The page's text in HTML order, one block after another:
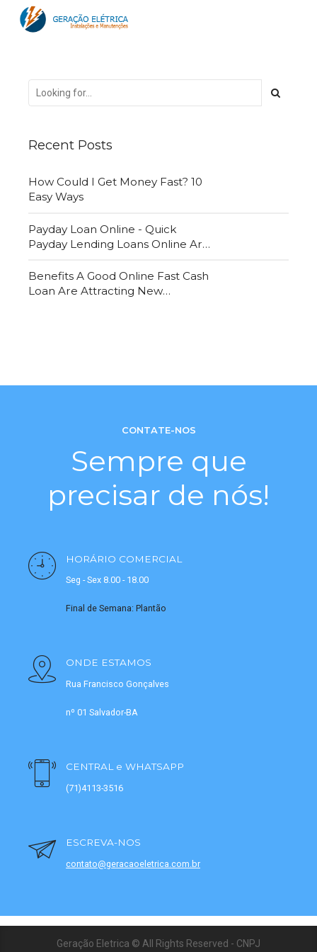
Recent Posts
How Could I Get Money Fast? 10
Easy Ways
Payday Loan Online - Quick
Payday Lending Loans Online Are
Benefits A Good Online Fast Cash
Loan Are Attracting New
CONTATE-NOS
Sempre que
precisar de nós!
HORÁRIO COMERCIAL
Seg - Sex 8.00 - 18.00
Final de Semana: Plantão
ONDE ESTAMOS
Rua Francisco Gonçalves
nº 01 Salvador-BA
CENTRAL e WHATSAPP
(71)4113-3516
ESCREVA-NOS
contato@geracaoeletrica.com.br
Geração Eletrica © All Rights Reserved - CNPJ